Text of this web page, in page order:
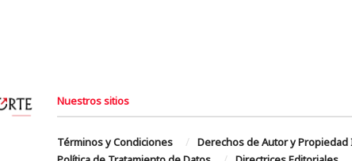
Nuestros sitios
Términos y Condiciones Derechos de Autor y Propiedad